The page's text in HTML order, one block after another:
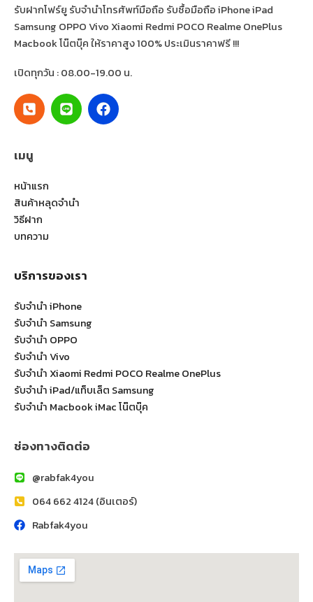
รับฝากโฟร์ยู รับจำนำโทรศัพท์มือถือ รับซื้อมือถือ iPhone iPad
Samsung OPPO Vivo Xiaomi Redmi POCO Realme OnePlus
Macbook โน๊ตบุ๊ค ให้ราคาสูง 100% ประเมินราคาฟรี !!!
เปิดทุกวัน : 08.00-19.00 น.
เมนู
หน้าแรก
สินค้าหลุดจำนำ
วิธีฝาก
บทความ
บริการของเรา
รับจำนำ iPhone
รับจำนำ Samsung
รับจำนำ OPPO
รับจำนำ Vivo
รับจำนำ Xiaomi Redmi POCO Realme OnePlus
รับจำนำ iPad/แท็บเล็ต Samsung
รับจำนำ Macbook iMac โน๊ตบุ๊ค
ช่องทางติดต่อ
@rabfak4you
064 662 4124 (อินเตอร์)
Rabfak4you